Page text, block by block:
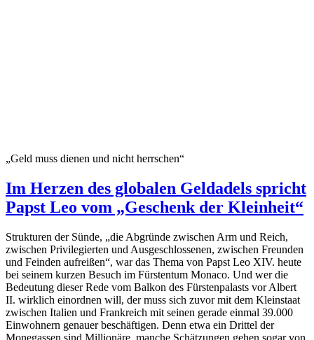
„Geld muss dienen und nicht herrschen“
Im Herzen des globalen Geldadels spricht
Papst Leo vom „Geschenk der Kleinheit“
Strukturen der Sünde, „die Abgründe zwischen Arm und Reich,
zwischen Privilegierten und Ausgeschlossenen, zwischen Freunden
und Feinden aufreißen“, war das Thema von Papst Leo XIV. heute
bei seinem kurzen Besuch im Fürstentum Monaco. Und wer die
Bedeutung dieser Rede vom Balkon des Fürstenpalasts vor Albert
II. wirklich einordnen will, der muss sich zuvor mit dem Kleinstaat
zwischen Italien und Frankreich mit seinen gerade einmal 39.000
Einwohnern genauer beschäftigen. Denn etwa ein Drittel der
Monegassen sind Millionäre, manche Schätzungen gehen sogar von